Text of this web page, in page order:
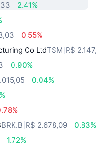
2.41%
0.55%
Co LtdTSM R$
0.90%
0.04%
BRK.B R$ 2.678,09
0.83%
1.72%